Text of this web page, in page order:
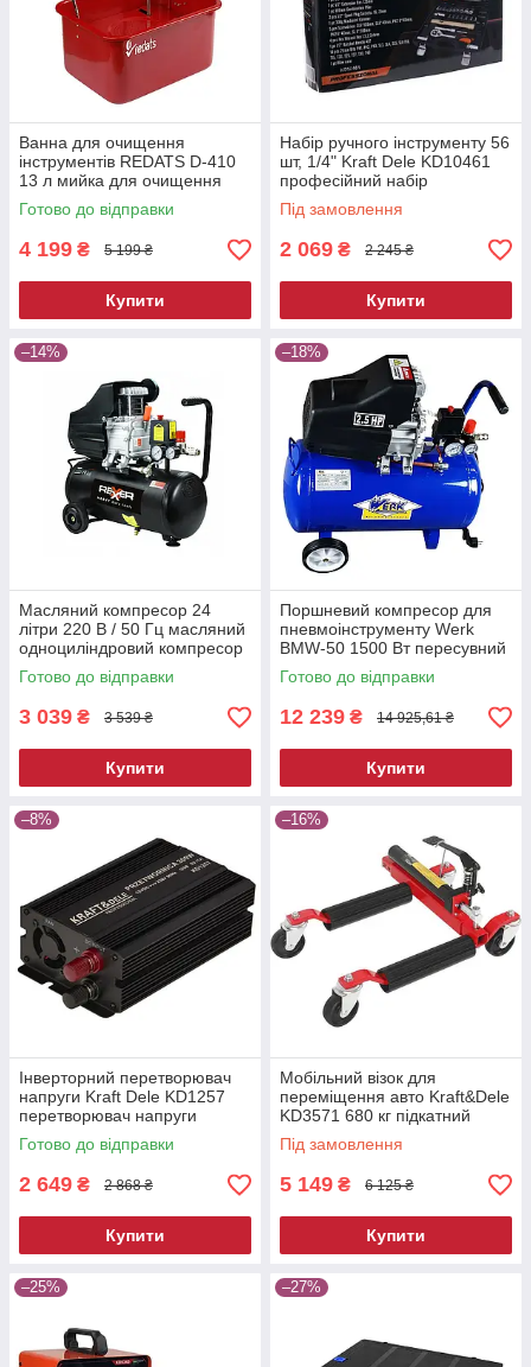
Ванна для очищення
інструментів REDATS D-410
13 л мийка для очищення
деталей мийна ванна для
майстерні
Готово до відправки
4 199 ₴ 5 199 ₴
Купити
Набір ручного інструменту 56
шт, 1/4" Kraft Dele KD10461
професійний набір
інструментів
Під замовлення
2 069 ₴ 2 245 ₴
Купити
–14%
Масляний компресор 24
літри 220 В / 50 Гц масляний
одноциліндровий компресор
Готово до відправки
3 039 ₴ 3 539 ₴
Купити
–18%
Поршневий компресор для
пневмоінструменту Werk
BMW-50 1500 Вт пересувний
електричний компресор для
фарбування
Готово до відправки
12 239 ₴ 14 925,61 ₴
Купити
–8%
Інверторний перетворювач
напруги Kraft Dele KD1257
перетворювач напруги
автомобільний
Готово до відправки
2 649 ₴ 2 868 ₴
Купити
–16%
Мобільний візок для
переміщення авто Kraft&Dele
KD3571 680 кг підкатний
ролик для автосервісу
Під замовлення
5 149 ₴ 6 125 ₴
Купити
–25% –27%